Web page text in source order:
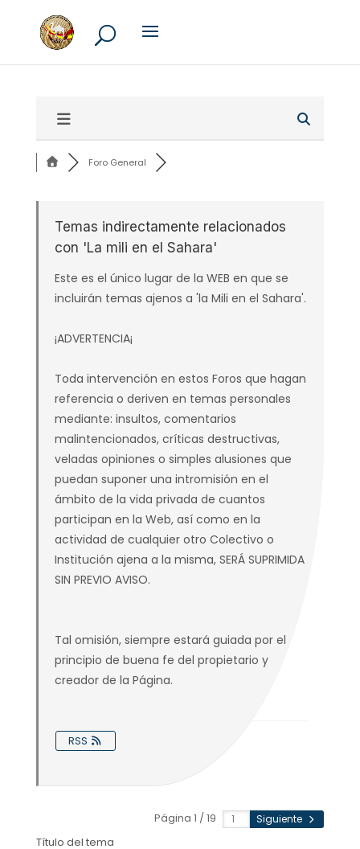
Foro General
Temas indirectamente relacionados
con 'La mili en el Sahara'
Este es el único lugar de la WEB en que se
incluirán temas ajenos a 'la Mili en el Sahara'.
¡ADVERTENCIA¡
Toda intervención en estos Foros que hagan
referencia o deriven en temas personales
mediante: insultos, comentarios
malintencionados, críticas destructivas,
veladas opiniones o simples alusiones que
puedan suponer una intromisión en el
ámbito de la vida privada de cuantos
participan en la Web, así como en la
actividad de cualquier otro Colectivo o
Institución ajena a la misma, SERÁ SUPRIMIDA
SIN PREVIO AVISO.
Tal omisión, siempre estará guiada por el
principio de buena fe del propietario y
creador de la Página.
RSS
Página 1 / 19 Siguiente
Título del tema